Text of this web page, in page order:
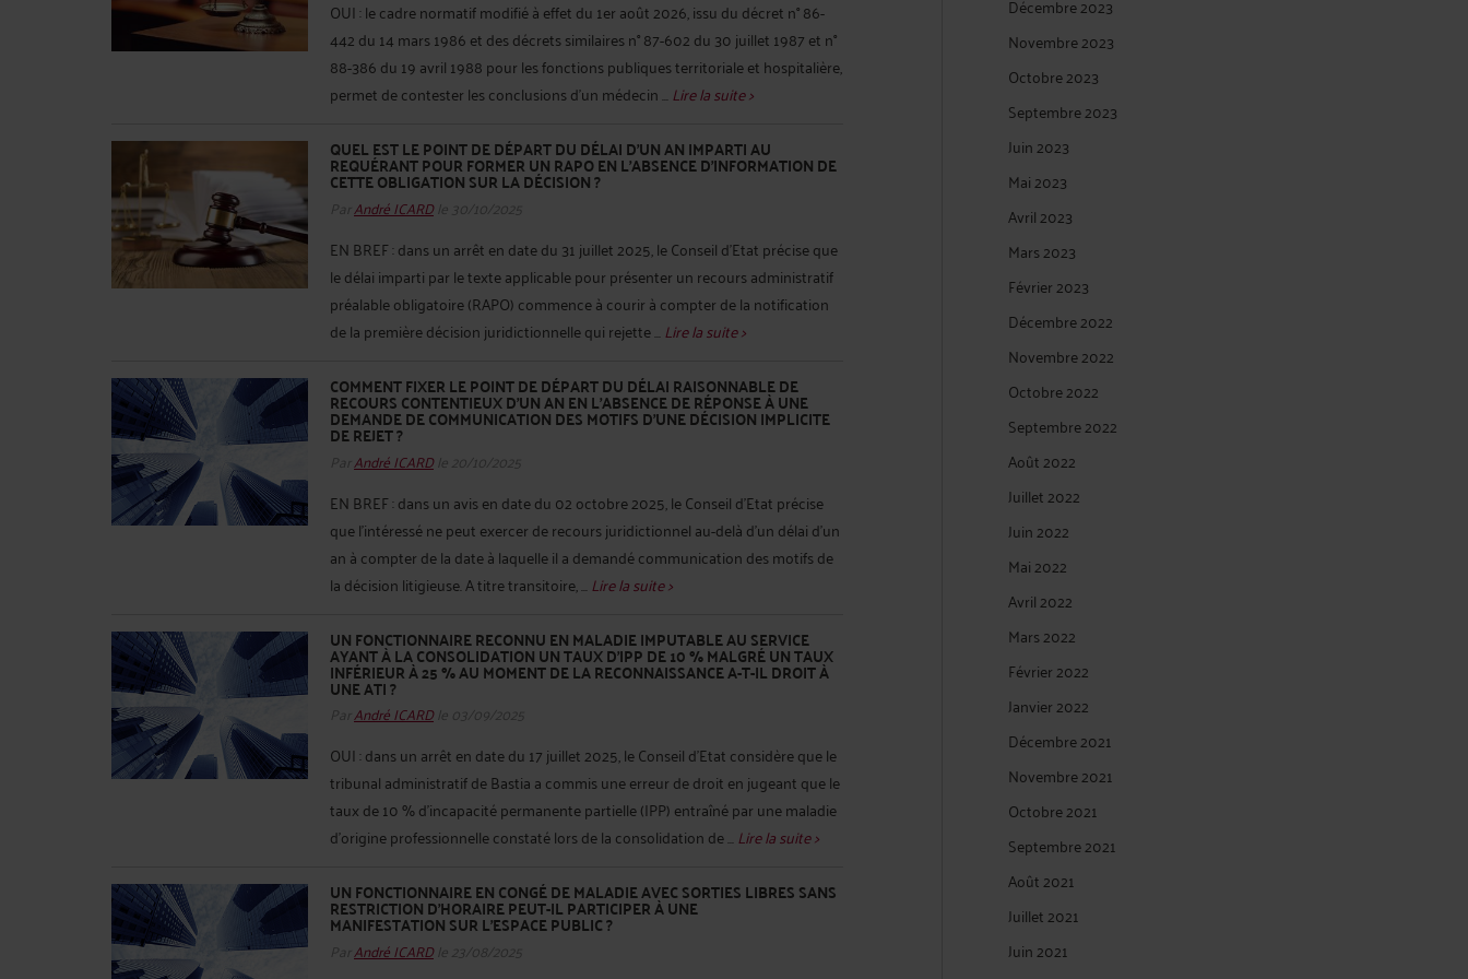
OUI : le cadre normatif modifié à effet du 1er août 2026, issu du décret n° 86-
442 du 14 mars 1986 et des décrets similaires n° 87-602 du 30 juillet 1987 et n°
88-386 du 19 avril 1988 pour les fonctions publiques territoriale et hospitalière,
permet de contester les conclusions d’un médecin ...Lire la suite >
QUEL EST LE POINT DE DÉPART DU DÉLAI D’UN AN IMPARTI AU
REQUÉRANT POUR FORMER UN RAPO EN L’ABSENCE D’INFORMATION DE
CETTE OBLIGATION SUR LA DÉCISION ?
ParAndré ICARDle 30/10/2025
EN BREF : dans un arrêt en date du 31 juillet 2025, le Conseil d’Etat précise que
le délai imparti par le texte applicable pour présenter un recours administratif
préalable obligatoire (RAPO) commence à courir à compter de la notification
de la première décision juridictionnelle qui rejette ...Lire la suite >
COMMENT FIXER LE POINT DE DÉPART DU DÉLAI RAISONNABLE DE
RECOURS CONTENTIEUX D’UN AN EN L’ABSENCE DE RÉPONSE À UNE
DEMANDE DE COMMUNICATION DES MOTIFS D’UNE DÉCISION IMPLICITE
DE REJET ?
ParAndré ICARDle 20/10/2025
EN BREF : dans un avis en date du 02 octobre 2025, le Conseil d’Etat précise
que l’intéressé ne peut exercer de recours juridictionnel au-delà d’un délai d’un
an à compter de la date à laquelle il a demandé communication des motifs de
la décision litigieuse. A titre transitoire, ...Lire la suite >
UN FONCTIONNAIRE RECONNU EN MALADIE IMPUTABLE AU SERVICE
AYANT À LA CONSOLIDATION UN TAUX D’IPP DE 10 % MALGRÉ UN TAUX
INFÉRIEUR À 25 % AU MOMENT DE LA RECONNAISSANCE A-T-IL DROIT À
UNE ATI ?
ParAndré ICARDle 03/09/2025
OUI : dans un arrêt en date du 17 juillet 2025, le Conseil d’Etat considère que le
tribunal administratif de Bastia a commis une erreur de droit en jugeant que le
taux de 10 % d'incapacité permanente partielle (IPP) entraîné par une maladie
d’origine professionnelle constaté lors de la consolidation de ...Lire la suite >
UN FONCTIONNAIRE EN CONGÉ DE MALADIE AVEC SORTIES LIBRES SANS
RESTRICTION D’HORAIRE PEUT-IL PARTICIPER À UNE
MANIFESTATION SUR L'ESPACE PUBLIC ?
ParAndré ICARDle 23/08/2025
Décembre 2023
Novembre 2023
Octobre 2023
Septembre 2023
Juin 2023
Mai 2023
Avril 2023
Mars 2023
Février 2023
Décembre 2022
Novembre 2022
Octobre 2022
Septembre 2022
Août 2022
Juillet 2022
Juin 2022
Mai 2022
Avril 2022
Mars 2022
Février 2022
Janvier 2022
Décembre 2021
Novembre 2021
Octobre 2021
Septembre 2021
Août 2021
Juillet 2021
Juin 2021